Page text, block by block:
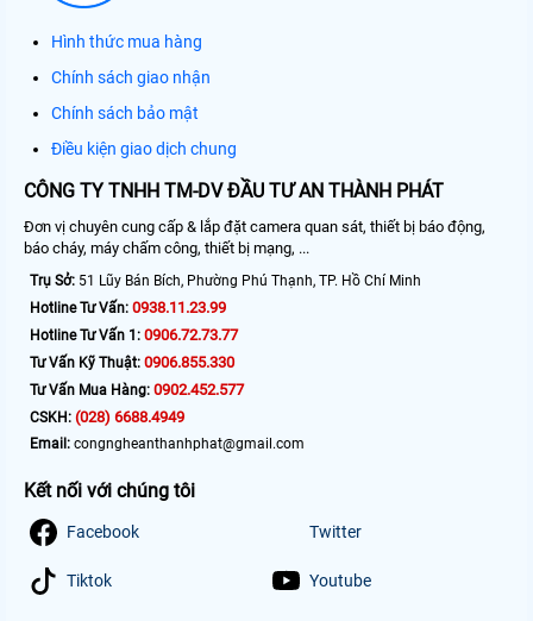
Hình thức mua hàng
Chính sách giao nhận
Chính sách bảo mật
Điều kiện giao dịch chung
CÔNG TY TNHH TM-DV ĐẦU TƯ AN THÀNH PHÁT
Đơn vị chuyên cung cấp & lắp đặt camera quan sát, thiết bị báo động,
báo cháy, máy chấm công, thiết bị mạng, ...
Trụ Sở: 51 Lũy Bán Bích, Phường Phú Thạnh, TP. Hồ Chí Minh
Hotline Tư Vấn: 0938.11.23.99
Hotline Tư Vấn 1: 0906.72.73.77
Tư Vấn Kỹ Thuật: 0906.855.330
Tư Vấn Mua Hàng: 0902.452.577
CSKH: (028) 6688.4949
Email: congngheanthanhphat@gmail.com
Kết nối với chúng tôi
Facebook Twitter
Tiktok Youtube